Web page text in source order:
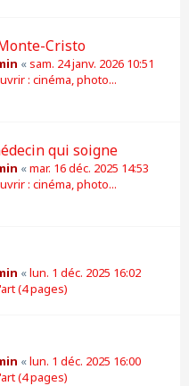
Cristo
«sam. 24 janv. 2026 10:51
: cinéma, photo...
qui soigne
«mar. 16 déc. 2025 14:53
: cinéma, photo...
«lun. 1 déc. 2025 16:02
(4 pages)
«lun. 1 déc. 2025 16:00
(4 pages)